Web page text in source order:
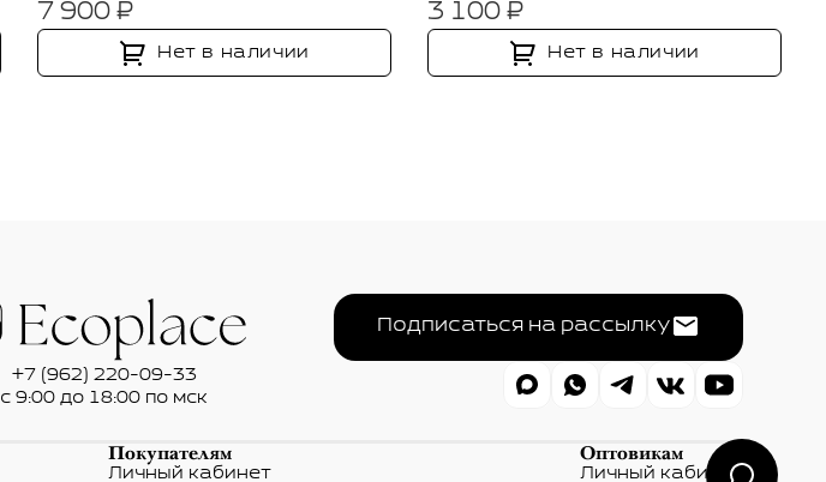
7 900 ₽
Нет в наличии
3 100 ₽
Нет в наличии
+7 (962) 220-09-33
с 9:00 до 18:00 по мск
Подписаться на рассылку
Покупателям
Личный кабинет
Оптовикам
Личный кабинет